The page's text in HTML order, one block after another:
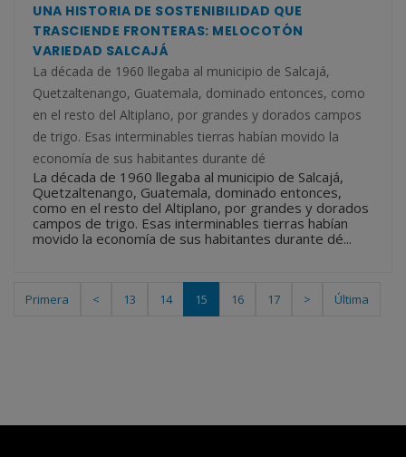
UNA HISTORIA DE SOSTENIBILIDAD QUE
TRASCIENDE FRONTERAS: MELOCOTÓN
VARIEDAD SALCAJÁ
La década de 1960 llegaba al municipio de Salcajá,
Quetzaltenango, Guatemala, dominado entonces, como
en el resto del Altiplano, por grandes y dorados campos
de trigo. Esas interminables tierras habían movido la
economía de sus habitantes durante dé
La década de 1960 llegaba al municipio de Salcajá,
Quetzaltenango, Guatemala, dominado entonces,
como en el resto del Altiplano, por grandes y dorados
campos de trigo. Esas interminables tierras habían
movido la economía de sus habitantes durante dé...
Primera < 13 14 15 16 17 > Última